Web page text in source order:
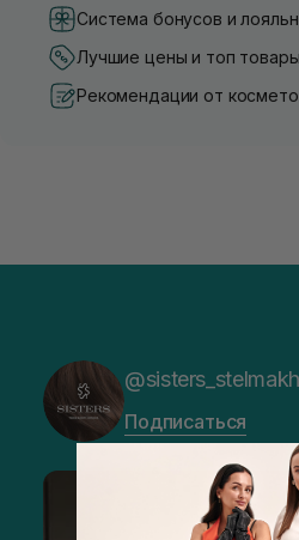
Система бонусов и
Лучшие цены и топ товары
Рекомендации от
Подписаться